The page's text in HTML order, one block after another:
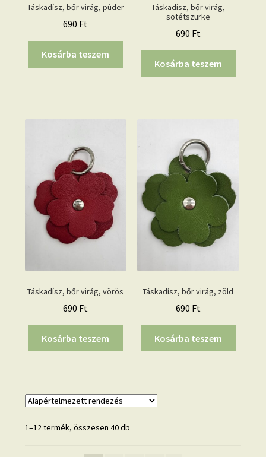
Táskadísz, bőr virág, púder
690 Ft
Kosárba teszem
Táskadísz, bőr virág,
sötétszürke
690 Ft
Kosárba teszem
Táskadísz, bőr virág, vörös
690 Ft
Kosárba teszem
Táskadísz, bőr virág, zöld
690 Ft
Kosárba teszem
1–12 termék, összesen 40 db